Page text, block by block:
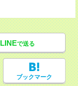
LINEで送る
ブックマーク